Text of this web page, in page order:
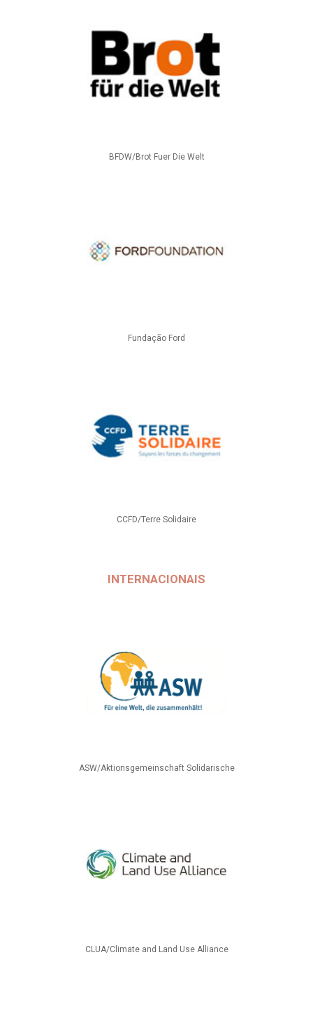
BFDW/Brot Fuer Die Welt
Fundação Ford
CCFD/Terre Solidaire
INTERNACIONAIS
ASW/Aktionsgemeinschaft Solidarische
CLUA/Climate and Land Use Alliance